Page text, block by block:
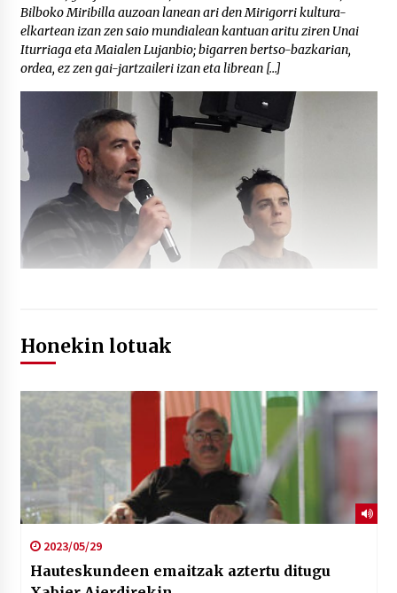
Bilboko Miribilla auzoan lanean ari den Mirigorri kultura-
elkartean izan zen saio mundialean kantuan aritu ziren Unai
Iturriaga eta Maialen Lujanbio; bigarren bertso-bazkarian,
ordea, ez zen gai-jartzaileri izan eta librean […]
Honekin lotuak
2023/05/29
Hauteskundeen emaitzak aztertu ditugu